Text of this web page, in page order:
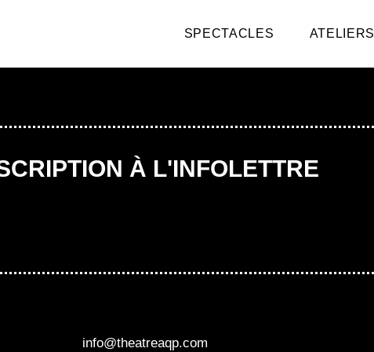
SPECTACLES ATELIERS
À L'INFOLETTRE
info@theatreaqp.com